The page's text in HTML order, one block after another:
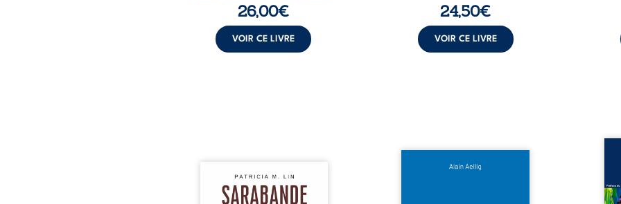
26,00€
VOIR CE LIVRE
24,50€
VOIR CE LIVRE
Aux chants crépitants de l’été,
Sous le silence ouaté de la
neige en hiver, Au cours de
Et si le naufrage n’avait pas
La
de